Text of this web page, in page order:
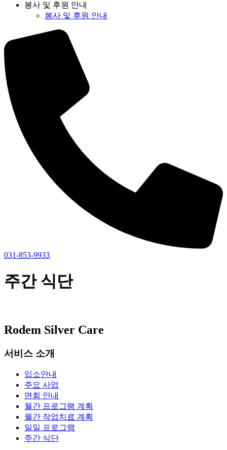
봉사 및 후원 안내
봉사 및 후원 안내
031-853-9933
주간 식단
Rodem Silver Care
서비스 소개
입소안내
주요 사업
면회 안내
월간 프로그램 계획
월간 작업치료 계획
일일 프로그램
주간 식단